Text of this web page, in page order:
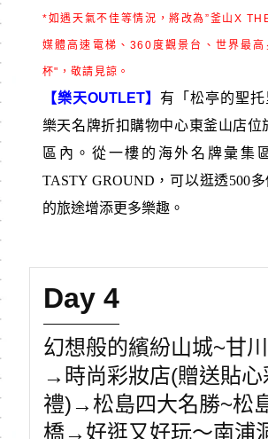
*如遇天氣不佳等情況，將改為”釜山X
媒體高速電梯、360度觀景台、世界最
杯"，敬請見諒。
【樂天OUTLET】 有「松亭的聖
樂天名牌折扣購物中心東釜山店位
區內。從一樓的海外名牌彙集
TASTY GROUND，可以逛透500
的旅途增添更多樂趣。
Day 4
幻想般的繽紛山城~甘
→時尚彩妝店(贈送貼心
禮)→松島四大名勝~松
橋→好逛又好玩～南浦